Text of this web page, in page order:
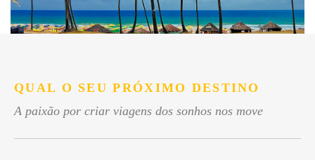
QUAL O SEU PRÓXIMO DESTINO
A paixão por criar viagens dos sonhos nos move